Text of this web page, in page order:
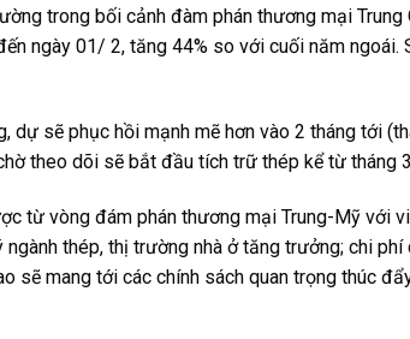
trong bối cảnh đàm phán thương mại Trung
ngày 01/ 2, tăng 44% so với cuối năm ngoái.
dự sẽ phục hồi mạnh mẽ hơn vào 2 tháng tới
theo dõi sẽ bắt đầu tích trữ thép kể từ tháng
từ vòng đám phán thương mại Trung-Mỹ với
thép, thị trường nhà ở tăng trưởng; chi phí
sẽ mang tới các chính sách quan trọng thúc